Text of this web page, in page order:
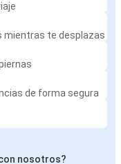
mientras te desplazas
de forma segura
nosotros?